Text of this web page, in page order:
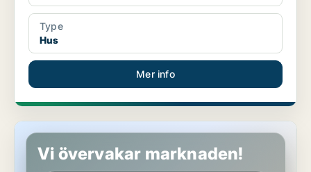
Type
Hus
Mer info
Hus i Torsås
Vi övervakar marknaden!